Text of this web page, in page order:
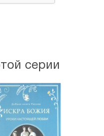
серии